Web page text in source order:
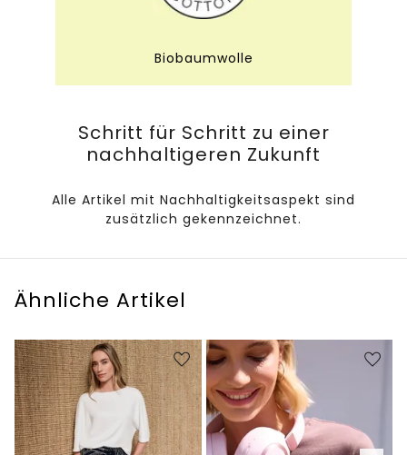
Biobaumwolle
Schritt für Schritt zu einer
nachhaltigeren Zukunft
Alle Artikel mit Nachhaltigkeitsaspekt sind
zusätzlich gekennzeichnet.
Ähnliche Artikel